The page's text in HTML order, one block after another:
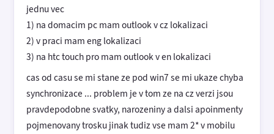
jednu vec
1) na domacim pc mam outlook v cz lokalizaci
2) v praci mam eng lokalizaci
3) na htc touch pro mam outlook v en lokalizaci
cas od casu se mi stane ze pod win7 se mi ukaze chyba
synchronizace ... problem je v tom ze na cz verzi jsou
pravdepodobne svatky, narozeniny a dalsi apoinmenty
pojmenovany trosku jinak tudiz vse mam 2* v mobilu